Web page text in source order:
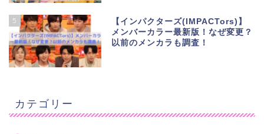
5
【インパクターズ(IMPACTors)】
メンバーカラー最新版！なぜ変更？
以前のメンカラも調査！
カテゴリー